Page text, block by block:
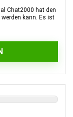
Chat2000 hat den
kann. Es ist